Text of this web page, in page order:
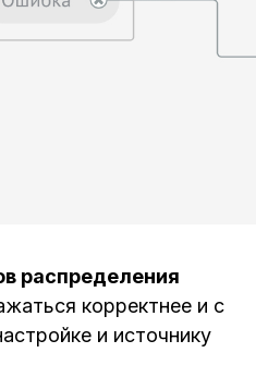
распределения
корректнее и с
и источнику